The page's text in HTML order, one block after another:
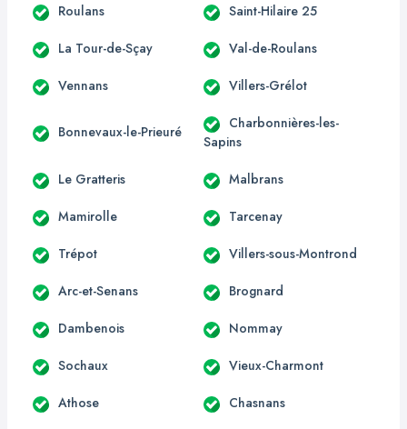
Roulans Saint-Hilaire 25
La Tour-de-Sçay Val-de-Roulans
Vennans Villers-Grélot
Bonnevaux-le-Prieuré
Charbonnières-les-
Sapins
Le Gratteris Malbrans
Mamirolle Tarcenay
Trépot Villers-sous-Montrond
Arc-et-Senans Brognard
Dambenois Nommay
Sochaux Vieux-Charmont
Athose Chasnans